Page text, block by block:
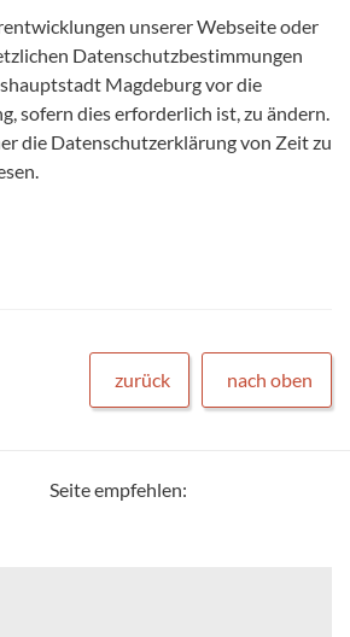
unserer Webseite oder
Datenschutzbestimmungen
Magdeburg vor die
sofern dies erforderlich ist, zu ändern.
die Datenschutzerklärung von Zeit zu
zurück nach oben
Seite empfehlen: